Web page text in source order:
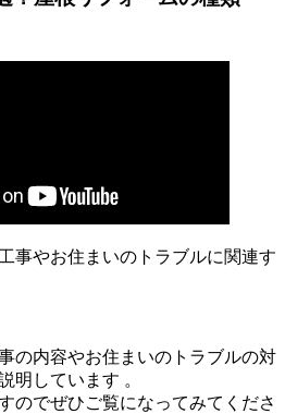
事やお住まいのトラブルに関連す
の内容やお住まいのトラブルの対
明しています 。
のでぜひご覧になってみてくださ